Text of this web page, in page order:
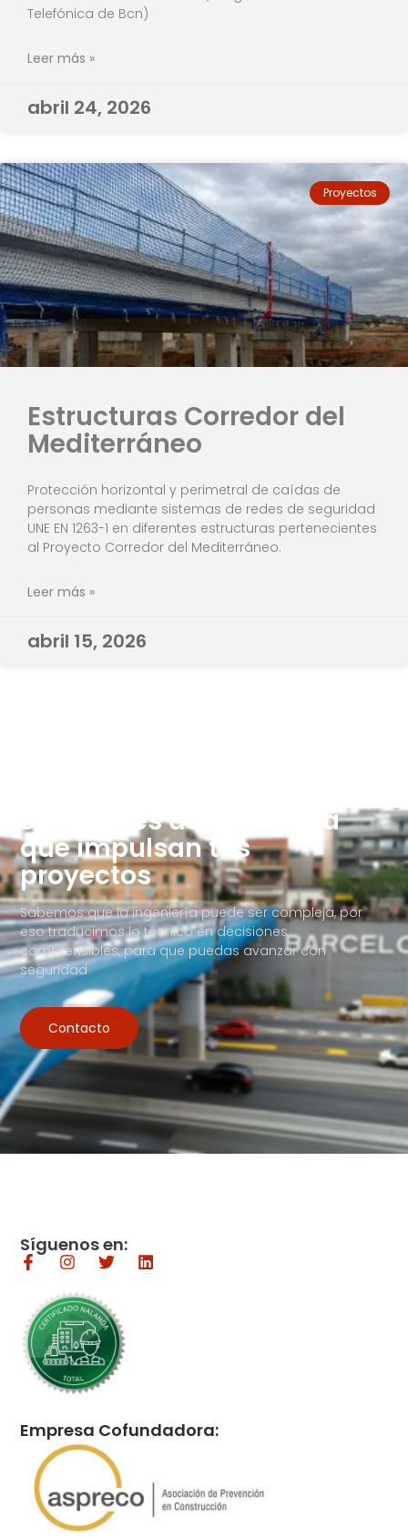
Telefónica de Bcn)
Leer más »
abril 24, 2026
Proyectos
Estructuras Corredor del
Mediterráneo
Protección horizontal y perimetral de caídas de
personas mediante sistemas de redes de seguridad
UNE EN 1263-1 en diferentes estructuras pertenecientes
al Proyecto Corredor del Mediterráneo.
Leer más »
abril 15, 2026
Soluciones de Ingeniería
que impulsan tus
proyectos
Sabemos que la ingeniería puede ser compleja, por
eso traducimos lo técnico en decisiones
comprensibles, para que puedas avanzar con
seguridad
Contacto
Síguenos en:
Empresa Cofundadora: